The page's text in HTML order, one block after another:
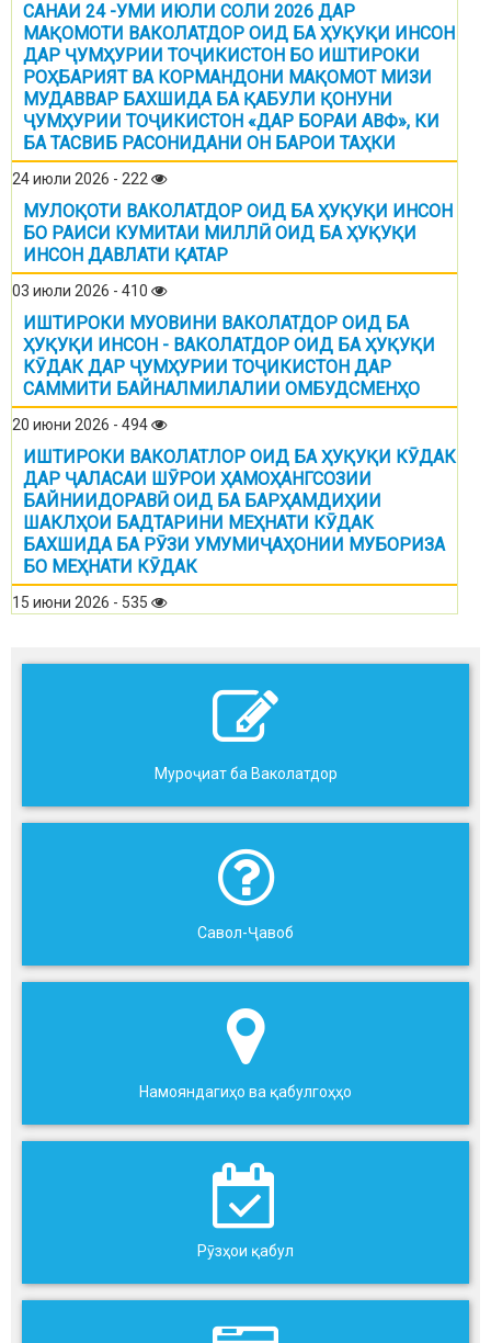
САНАИ 24 -УМИ ИЮЛИ СОЛИ 2026 ДАР
МАҚОМОТИ ВАКОЛАТДОР ОИД БА ҲУҚУҚИ ИНСОН
ДАР ҶУМҲУРИИ ТОҶИКИСТОН БО ИШТИРОКИ
РОҲБАРИЯТ ВА КОРМАНДОНИ МАҚОМОТ МИЗИ
МУДАВВАР БАХШИДА БА ҚАБУЛИ ҚОНУНИ
ҶУМҲУРИИ ТОҶИКИСТОН «ДАР БОРАИ АВФ», КИ
БА ТАСВИБ РАСОНИДАНИ ОН БАРОИ ТАҲКИ
24 июли 2026 - 222
МУЛОҚОТИ ВАКОЛАТДОР ОИД БА ҲУҚУҚИ ИНСОН
БО РАИСИ КУМИТАИ МИЛЛӢ ОИД БА ҲУҚУҚИ
ИНСОН ДАВЛАТИ ҚАТАР
03 июли 2026 - 410
ИШТИРОКИ МУОВИНИ ВАКОЛАТДОР ОИД БА
ҲУҚУҚИ ИНСОН - ВАКОЛАТДОР ОИД БА ҲУҚУҚИ
КӮДАК ДАР ҶУМҲУРИИ ТОҶИКИСТОН ДАР
САММИТИ БАЙНАЛМИЛАЛИИ ОМБУДСМЕНҲО
20 июни 2026 - 494
ИШТИРОКИ ВАКОЛАТЛОР ОИД БА ҲУҚУҚИ КӮДАК
ДАР ҶАЛАСАИ ШӮРОИ ҲАМОҲАНГСОЗИИ
БАЙНИИДОРАВӢ ОИД БА БАРҲАМДИҲИИ
ШАКЛҲОИ БАДТАРИНИ МЕҲНАТИ КӮДАК
БАХШИДА БА РӮЗИ УМУМИҶАҲОНИИ МУБОРИЗА
БО МЕҲНАТИ КӮДАК
15 июни 2026 - 535
Муроҷиат ба Ваколатдор
Савол-Ҷавоб
Намояндагиҳо ва қабулгоҳҳо
Рӯзҳои қабул